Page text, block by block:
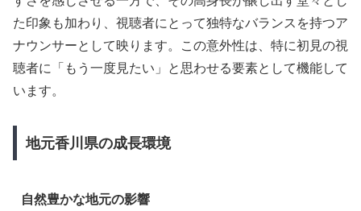
た印象も加わり、視聴者にとって独特なバランスを持つア
ナウンサーとして映ります。この意外性は、特に初見の視
聴者に「もう一度見たい」と思わせる要素として機能して
います。
地元香川県の成長環境
自然豊かな地元の影響